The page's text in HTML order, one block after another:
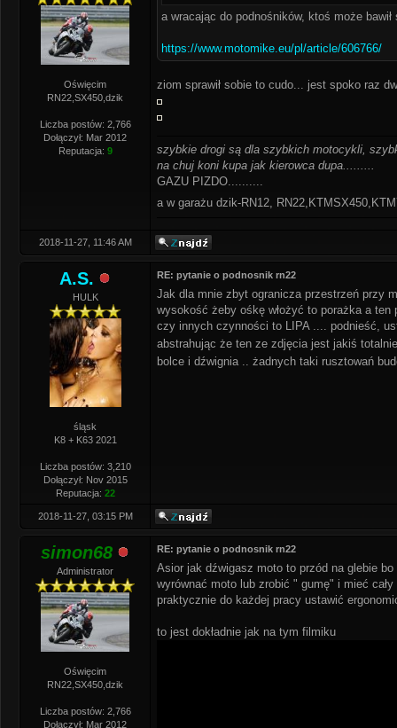
Oświęcim
RN22,SX450,dzik
Liczba postów: 2,766
Dołączył: Mar 2012
Reputacja: 9
a wracając do podnośników, ktoś może
https://www.motomike.eu/pl/article/606766/
ziom sprawił sobie to cudo... jest spoko raz
szybkie drogi są dla szybkich motocykli,
na chuj koni kupa jak kierowca dupa.........
GAZU PIZDO..........
a w garażu dzik-RN12,
2018-11-27, 11:46 AM
A.S.
HULK
śląsk
K8 + K63 2021
Liczba postów: 3,210
Dołączył: Nov 2015
Reputacja: 22
RE: pytanie o podnosnik rn22
Jak dla mnie zbyt ogranicza przestrzeń przy
wysokość żeby ośkę włożyć to porażka a
czy innych czynności to LIPA .... podnieść,
abstrahując że ten ze zdjęcia jest jakiś
bolce i dźwignia .. żadnych taki rusztowań
2018-11-27, 03:15 PM
simon68
Administrator
Oświęcim
RN22,SX450,dzik
Liczba postów: 2,766
Dołączył: Mar 2012
RE: pytanie o podnosnik rn22
Asior jak dźwigasz moto to przód na glebie
wyrównać moto lub zrobić " gumę" i mieć
praktycznie do każdej pracy ustawić
to jest dokładnie jak na tym filmiku